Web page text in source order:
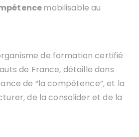
mobilisable au
de formation certifié
de France, détaille dans
de “la compétence”, et la
de la consolider et de la